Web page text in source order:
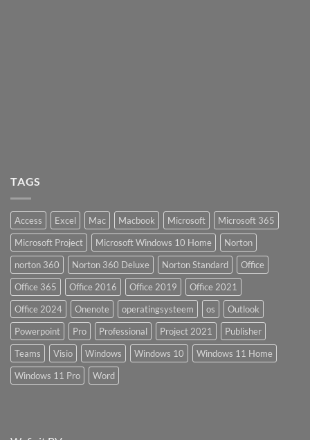
TAGS
Access Excel Mac Macbook Microsoft
Microsoft 365
Microsoft Project
Microsoft Windows 10 Home
Norton
norton 360
Norton 360 Deluxe Norton Standard
Office
Office 365
Office 2016 Office 2019
Office 2021
Office 2024
Onenote operatingsysteem os
Outlook
Powerpoint
Pro Professional Project 2021
Publisher
Teams
Visio Windows Windows 10
Windows 11 Home
Windows 11 Pro
Word